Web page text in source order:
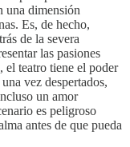
una dimensión
Es, de hecho,
de la severa
las pasiones
el teatro tiene el poder
vez despertados,
un amor
es peligroso
antes de que pueda